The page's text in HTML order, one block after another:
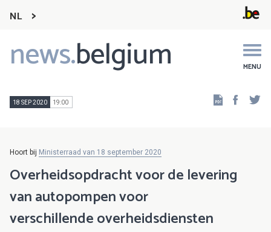
NL
news.belgium MENU
Main
navigation
18 SEP 2020 19:00
Hoort bij Ministerraad van 18 september 2020
Overheidsopdracht voor de levering
van autopompen voor
verschillende overheidsdiensten